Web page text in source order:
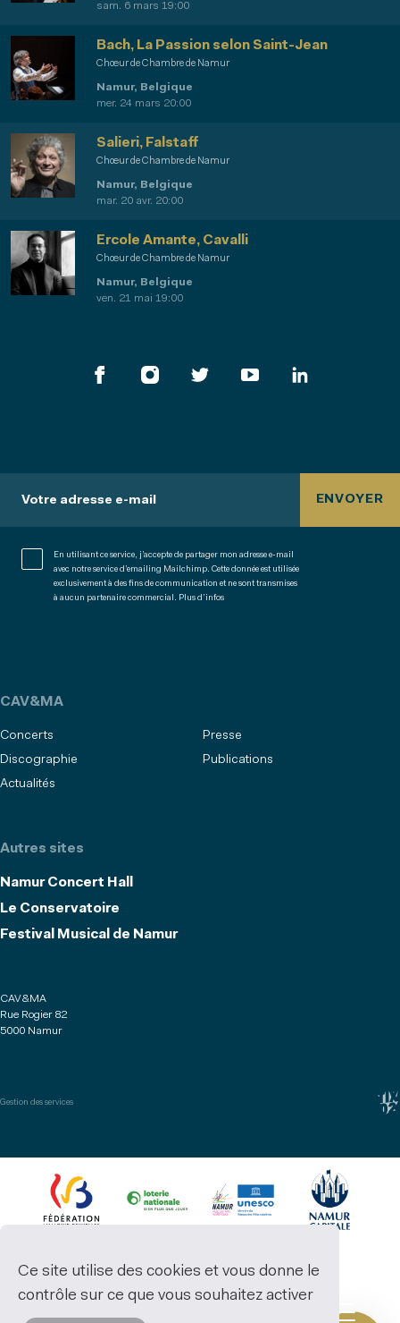
sam. 6 mars 19:00
Chœur de Chambre de Namur
Bach, La Passion selon Saint-Jean
Namur, Belgique
mer. 24 mars 20:00
Chœur de Chambre de Namur
Salieri, Falstaff
Namur, Belgique
mar. 20 avr. 20:00
Chœur de Chambre de Namur
Ercole Amante, Cavalli
Namur, Belgique
ven. 21 mai 19:00
Votre adresse e-mail
En utilisant ce service, j’accepte de partager mon adresse e-mail
avec notre service d’emailing Mailchimp. Cette donnée est utilisée
exclusivement à des fins de communication et ne sont transmises
à aucun partenaire commercial. Plus d’infos
ENVOYER
Autres sites
Namur Concert Hall
Le Conservatoire
Festival Musical de Namur
CAV&MA
Concerts
Presse
Discographie
Publications
Actualités
CAV&MA
Rue Rogier 82
5000 Namur
Gestion des services
Ce site utilise des cookies et vous donne le
contrôle sur ce que vous souhaitez activer